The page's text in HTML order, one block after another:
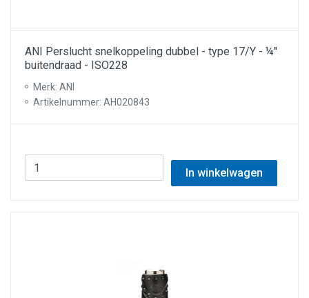
ANI Perslucht snelkoppeling dubbel - type 17/Y - ¼''
buitendraad - ISO228
Merk: ANI
Artikelnummer: AH020843
In winkelwagen